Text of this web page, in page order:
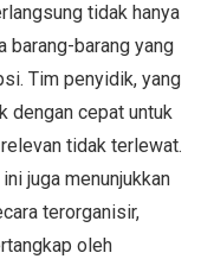
tidak hanya
barang-barang yang
Tim penyidik, yang
dengan cepat untuk
tidak terlewat.
juga menunjukkan
terorganisir,
oleh